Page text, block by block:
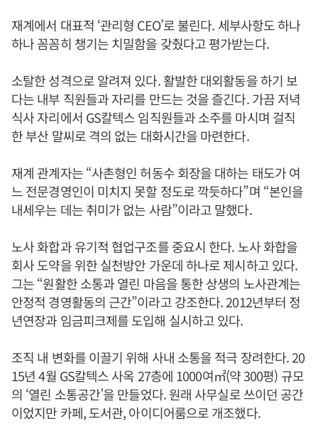
재계에서 대표적 ‘관리형 CEO’로 불린다. 세부사항도 하나
하나 꼼꼼히 챙기는 치밀함을 갖췄다고 평가받는다.
소탈한 성격으로 알려져 있다. 활발한 대외활동을 하기 보
다는 내부 직원들과 자리를 만드는 것을 즐긴다. 가끔 저녁
식사 자리에서 GS칼텍스 임직원들과 소주를 마시며 걸직
한 부산 말씨로 격의 없는 대화시간을 마련한다.
재계 관계자는 “사촌형인 허동수 회장을 대하는 태도가 여
느 전문경영인이 미치지 못할 정도로 깍듯하다”며 “본인을
내세우는 데는 취미가 없는 사람”이라고 말했다.
노사 화합과 유기적 협업구조를 중요시 한다. 노사 화합을
회사 도약을 위한 실천방안 가운데 하나로 제시하고 있다.
그는 “원활한 소통과 열린 마음을 통한 상생의 노사관계는
안정적 경영활동의 근간”이라고 강조한다. 2012년부터 정
년연장과 임금피크제를 도입해 실시하고 있다.
조직 내 변화를 이끌기 위해 사내 소통을 적극 장려한다. 20
15년 4월 GS칼텍스 사옥 27층에 1000여㎡(약 300평) 규모
의 ‘열린 소통공간’을 만들었다. 원래 사무실로 쓰이던 공간
이었지만 카페, 도서관, 아이디어룸으로 개조했다.